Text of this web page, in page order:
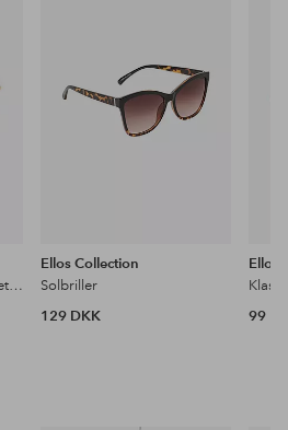
Afrundet solbriller med metalramme
Ellos Collection
Solbriller
129 DKK
Ellos
99